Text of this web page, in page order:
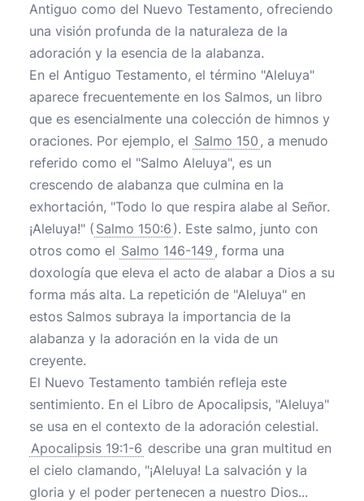
Antiguo como del Nuevo Testamento, ofreciendo
una visión profunda de la naturaleza de la
adoración y la esencia de la alabanza.
En el Antiguo Testamento, el término "Aleluya"
aparece frecuentemente en los Salmos, un libro
que es esencialmente una colección de himnos y
oraciones. Por ejemplo, el Salmo 150 , a menudo
referido como el "Salmo Aleluya", es un
crescendo de alabanza que culmina en la
exhortación, "Todo lo que respira alabe al Señor.
¡Aleluya!" ( Salmo 150:6 ). Este salmo, junto con
otros como el Salmo 146-149 , forma una
doxología que eleva el acto de alabar a Dios a su
forma más alta. La repetición de "Aleluya" en
estos Salmos subraya la importancia de la
alabanza y la adoración en la vida de un
creyente.
El Nuevo Testamento también refleja este
sentimiento. En el Libro de Apocalipsis, "Aleluya"
se usa en el contexto de la adoración celestial.
Apocalipsis 19:1-6 describe una gran multitud en
el cielo clamando, "¡Aleluya! La salvación y la
gloria y el poder pertenecen a nuestro Dios...